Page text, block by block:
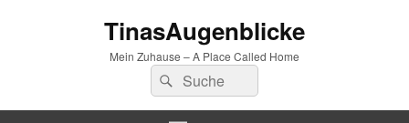
TinasAugenblicke
Mein Zuhause – A Place Called Home
Suchen
nach:
Suchen